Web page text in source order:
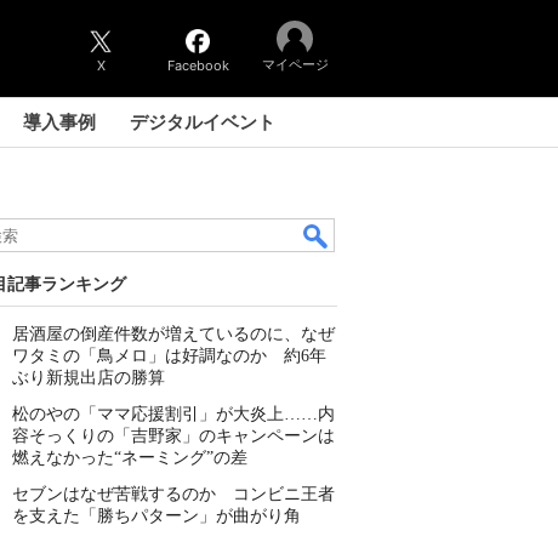
X Facebook マイページ
導入事例 デジタルイベント
記事ランキング
居酒屋の倒産件数が増えているのに、なぜ
ワタミの「鳥メロ」は好調なのか 約6年
ぶり新規出店の勝算
松のやの「ママ応援割引」が大炎上……内
容そっくりの「吉野家」のキャンペーンは
燃えなかった“ネーミング”の差
セブンはなぜ苦戦するのか コンビニ王者
を支えた「勝ちパターン」が曲がり角